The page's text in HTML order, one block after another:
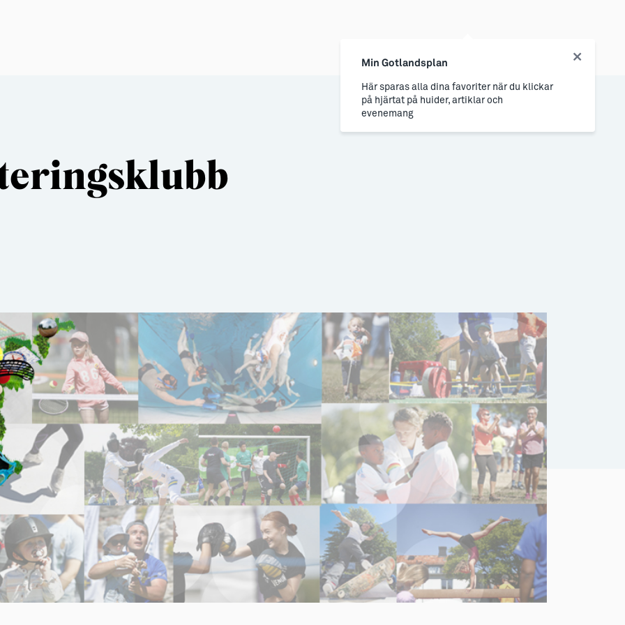
Min Gotlandsplan
Här sparas alla dina favoriter när du klickar
på hjärtat på huider, artiklar och
evenemang